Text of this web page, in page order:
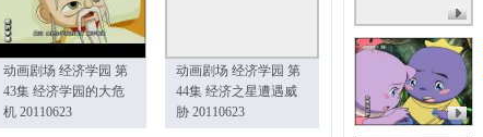
动画剧场 经济学园 第
43集 经济学园的大危
机 20110623
动画剧场 经济学园 第
44集 经济之星遭遇威
胁 20110623